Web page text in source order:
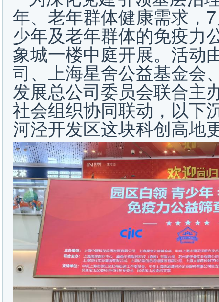
年、老年群体健康需求，
少年及老年群体的免疫力
象城一楼中庭开展。活动
司、上海星舍公益基金会
发展总公司委员会联合主
社会组织协同联动，以下
河泾开发区这块科创高地